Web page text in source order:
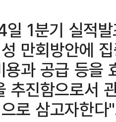
1분기 실적
만회방안에
과 공급 등을
추진함으로서
로 삼고자한다